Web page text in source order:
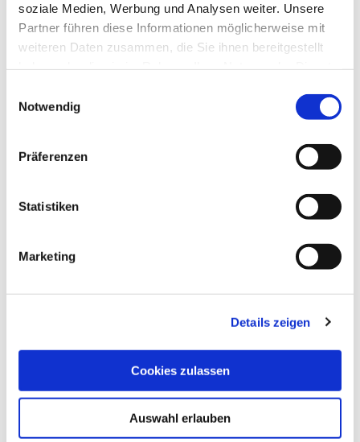
soziale Medien, Werbung und Analysen weiter. Unsere
Partner führen diese Informationen möglicherweise mit
weiteren Daten zusammen, die Sie ihnen bereitgestellt
Notwendig
Präferenzen
Statistiken
Marketing
Details zeigen
Cookies zulassen
Auswahl erlauben